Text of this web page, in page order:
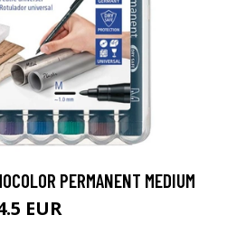
PERMANENT MEDIUM
EUR